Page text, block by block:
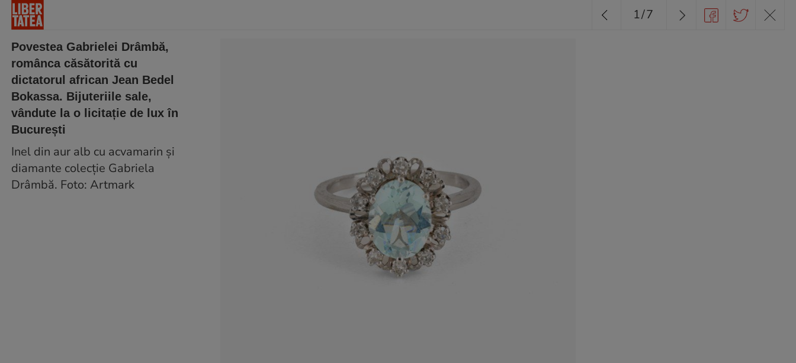
Povestea Gabrielei Drâmbă,
românca căsătorită cu
dictatorul african Jean Bedel
Bokassa. Bijuteriile sale,
vândute la o licitație de lux în
București
Inel din aur alb cu acvamarin și
diamante colecție Gabriela
Drâmbă. Foto: Artmark
1/7